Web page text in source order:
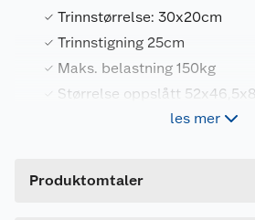
Trinnstørrelse: 30x20cm
Trinnstigning 25cm
Maks. belastning 150kg
Størrelse oppslått
Trinnstørrelse: 30x20cm.
les mer
Produktomtaler
Generelt
Artikkelnummer
Leverandørens artikkelnummer